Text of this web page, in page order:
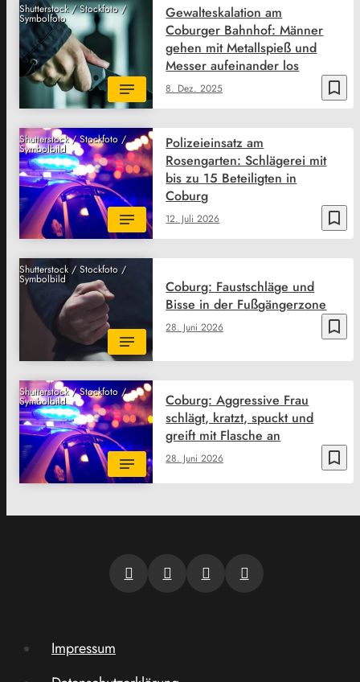
Shutterstock / Stockfoto /
Symbolfoto
bookmark_border
8. Dez. 2025
Gewalteskalation am
Coburger Bahnhof: Männer
gehen mit Metallspieß und
Messer aufeinander los
Shutterstock / Stockfoto /
Symbolbild
bookmark_border
12. Juli 2026
Polizeieinsatz am
Rosengarten: Schlägerei mit
bis zu 15 Beteiligten in
Coburg
Shutterstock / Stockfoto /
Symbolbild
bookmark_border
28. Juni 2026
Coburg: Faustschläge und
Bisse in der Fußgängerzone
Shutterstock / Stockfoto /
Symbolbild
bookmark_border
28. Juni 2026
Coburg: Aggressive Frau
schlägt, kratzt, spuckt und
greift mit Flasche an
Impressum